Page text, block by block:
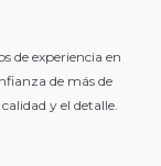
de experiencia en
de más de
y el detalle.